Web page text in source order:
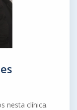
nesta clínica.